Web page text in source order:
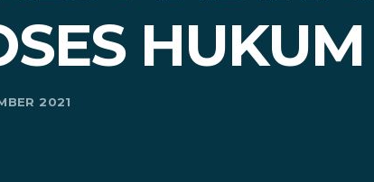
HUKUM
2021